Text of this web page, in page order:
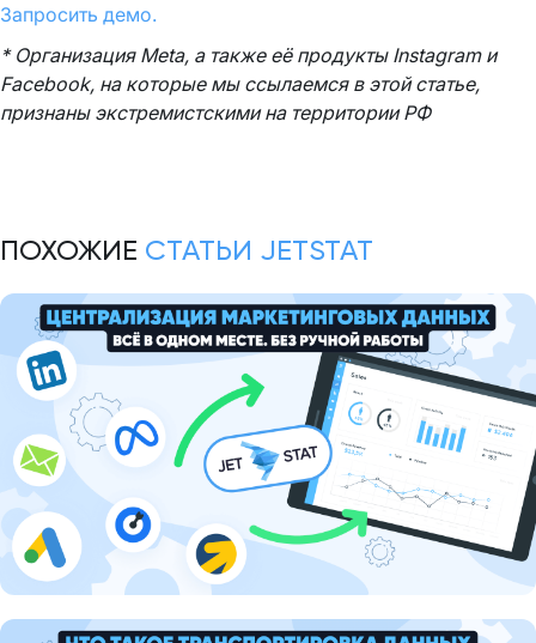
Запросить демо.
* Организация Meta, а также её продукты Instagram и
Facebook, на которые мы ссылаемся в этой статье,
признаны экстремистскими на территории РФ
ПОХОЖИЕ СТАТЬИ JETSTAT